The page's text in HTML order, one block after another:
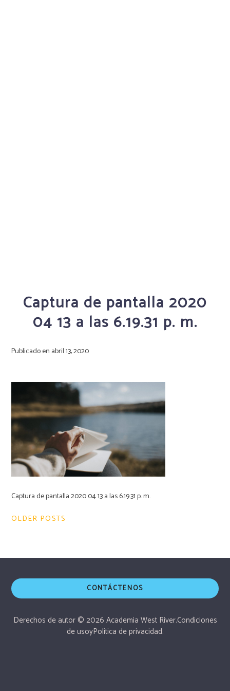
Captura de pantalla 2020
04 13 a las 6.19.31 p. m.
Publicado en abril 13, 2020
Captura de pantalla 2020 04 13 a las 6.19.31 p. m.
Navegación
OLDER POSTS
CONTÁCTENOS
Derechos de autor © 2026 Academia West River.Condiciones
de usoyPolitica de privacidad.